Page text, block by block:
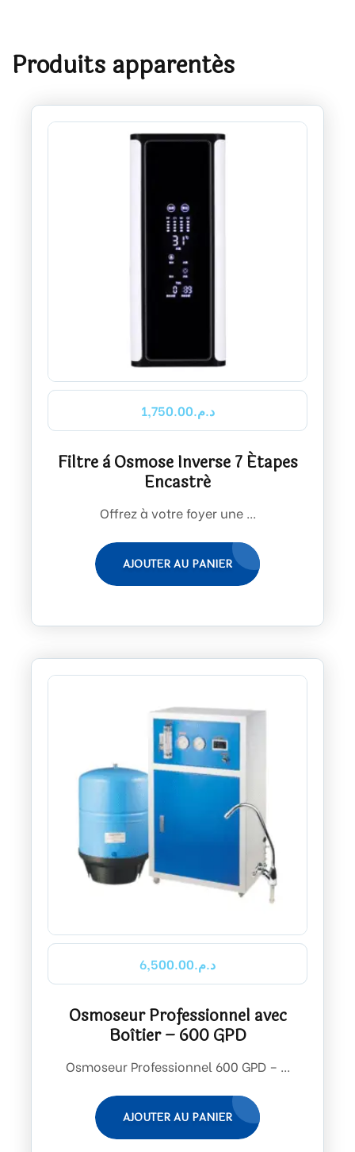
Produits apparentés
د.م.1,750.00
Filtre à Osmose Inverse 7 Étapes
Encastré
Offrez à votre foyer une ...
AJOUTER AU PANIER
د.م.6,500.00
Osmoseur Professionnel avec
Boîtier – 600 GPD
Osmoseur Professionnel 600 GPD – ...
AJOUTER AU PANIER